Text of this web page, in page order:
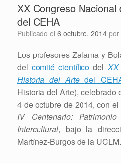
XX Congreso
del CEHA
Publicado el 6 octubre, 2014 por
Los profesores Zalama y
delcomité científico delXX
Historia del Artedel
Historia del Arte), celebrado
4 de octubre de 2014, con
IV Centenario:
Intercultural, bajo la
Martínez-Burgos de la UCLM.